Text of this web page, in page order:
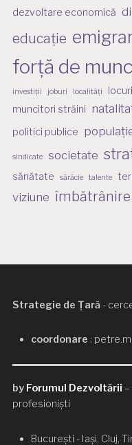
dezvoltare economică
educație
forță de
investiții joburi localități
muncitori străini
politici publice
sindicate societate
sănătate sărăcie talente
viziune îmbătrânire
Strategie de Țară -
coordonare :
by Forumul Dezvoltării
profesioniști
București - Iași, Cluj,